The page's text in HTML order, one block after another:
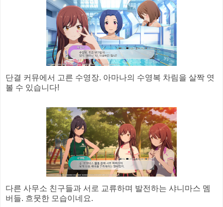
단결 커뮤에서 고른 수영장. 아마나의 수영복 차림을 살짝 엿
볼 수 있습니다!
다른 사무소 친구들과 서로 교류하며 발전하는 샤니마스 멤
버들. 흐뭇한 모습이네요.